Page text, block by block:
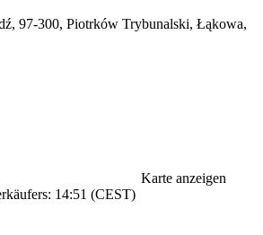
97-300, Piotrków Trybunalski, Łąkowa,
Karte anzeigen
14:51 (CEST)